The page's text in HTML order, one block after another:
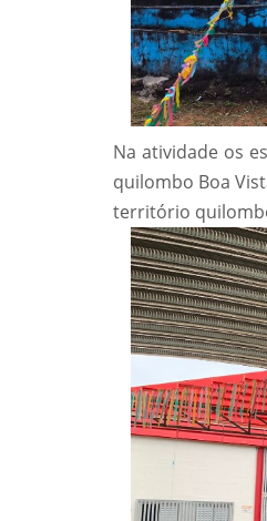
Na atividade os
quilombo Boa
território